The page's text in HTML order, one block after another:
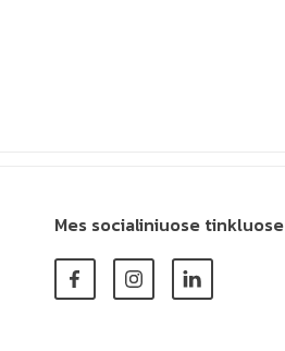
Mes socialiniuose tinkluose